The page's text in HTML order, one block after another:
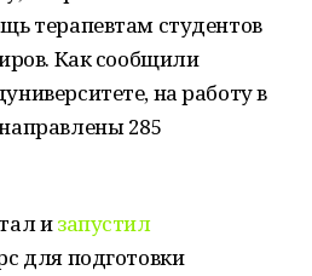
терапевтам студентов
Как сообщили
на работу в
285
изапустил
для подготовки